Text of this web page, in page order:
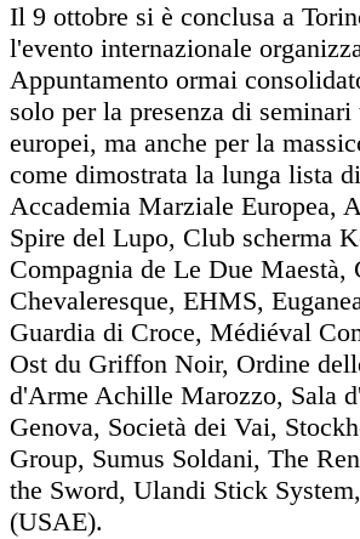
Il 9 ottobre si è conclusa a
l'evento internazionale
Appuntamento ormai
solo per la presenza di
europei, ma anche per la
come dimostrata la lunga lista
Accademia Marziale Europea,
Spire del Lupo, Club scherma
Compagnia de Le Due
Chevaleresque, EHMS,
Guardia di Croce, Médiéval
Ost du Griffon Noir, Ordine
d'Arme Achille Marozzo, Sala
Genova, Società dei Vai,
Group, Sumus Soldani, The
the Sword, Ulandi Stick
(USAE).